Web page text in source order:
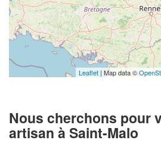
Leaflet | Map data ©
Nous cherchons pour
artisan à Saint-Malo